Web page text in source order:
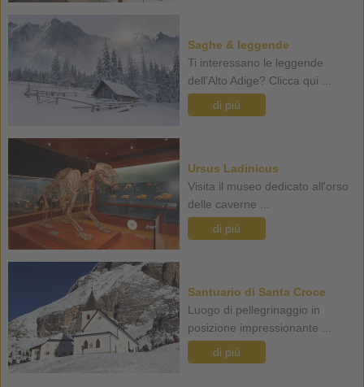
Saghe & leggende
Ti interessano le leggende
dell'Alto Adige? Clicca qui ...
di più
Ursus Ladinicus
Visita il museo dedicato all'orso
delle caverne ...
di più
Santuario di Santa Croce
Luogo di pellegrinaggio in
posizione impressionante ...
di più